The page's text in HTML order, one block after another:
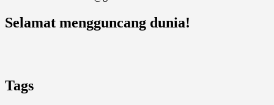
Selamat mengguncang dunia!
Tags